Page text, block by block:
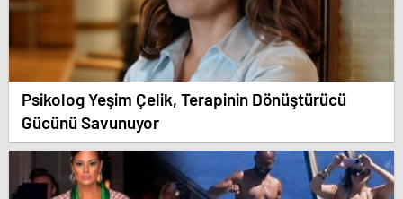
Psikolog Yeşim Çelik, Terapinin Dönüştürücü
Gücünü Savunuyor